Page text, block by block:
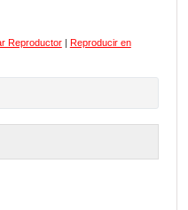
Reproductor| Reproducir en